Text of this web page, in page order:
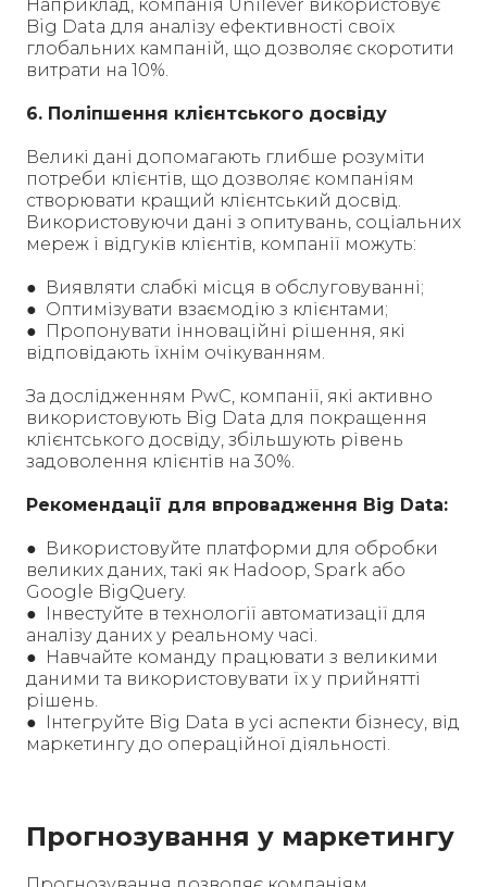
Наприклад, компанія Unilever використовує
Big Data для аналізу ефективності своїх
глобальних кампаній, що дозволяє скоротити
витрати на 10%.
6. Поліпшення клієнтського досвіду
Великі дані допомагають глибше розуміти
потреби клієнтів, що дозволяє компаніям
створювати кращий клієнтський досвід.
Використовуючи дані з опитувань, соціальних
мереж і відгуків клієнтів, компанії можуть:
● Виявляти слабкі місця в обслуговуванні;
● Оптимізувати взаємодію з клієнтами;
● Пропонувати інноваційні рішення, які
відповідають їхнім очікуванням.
За дослідженням PwC, компанії, які активно
використовують Big Data для покращення
клієнтського досвіду, збільшують рівень
задоволення клієнтів на 30%.
Рекомендації для впровадження Big Data:
● Використовуйте платформи для обробки
великих даних, такі як Hadoop, Spark або
Google BigQuery.
● Інвестуйте в технології автоматизації для
аналізу даних у реальному часі.
● Навчайте команду працювати з великими
даними та використовувати їх у прийнятті
рішень.
● Інтегруйте Big Data в усі аспекти бізнесу, від
маркетингу до операційної діяльності.
Прогнозування у маркетингу